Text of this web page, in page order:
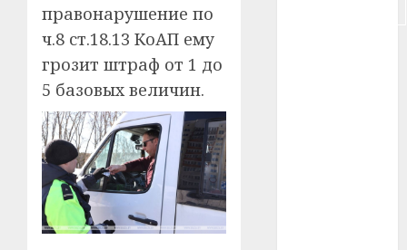
правонарушение по
ч.8 ст.18.13 КоАП ему
грозит штраф от 1 до
5 базовых величин.